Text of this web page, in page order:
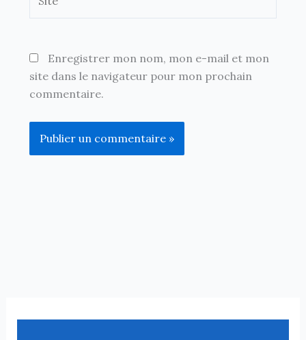
Enregistrer mon nom, mon e-mail et mon
site dans le navigateur pour mon prochain
commentaire.